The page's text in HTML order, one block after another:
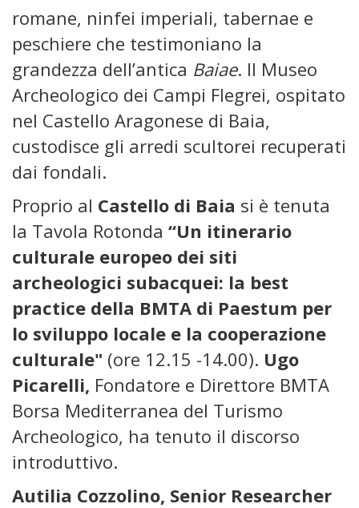
romane, ninfei imperiali, tabernae e
peschiere che testimoniano la
grandezza dell’antica Baiae. Il Museo
Archeologico dei Campi Flegrei, ospitato
nel Castello Aragonese di Baia,
custodisce gli arredi scultorei recuperati
dai fondali.
Proprio al Castello di Baia si è tenuta
la Tavola Rotonda “Un itinerario
culturale europeo dei siti
archeologici subacquei: la best
practice della BMTA di Paestum per
lo sviluppo locale e la cooperazione
culturale" (ore 12.15 -14.00). Ugo
Picarelli, Fondatore e Direttore BMTA
Borsa Mediterranea del Turismo
Archeologico, ha tenuto il discorso
introduttivo.
Autilia Cozzolino, Senior Researcher